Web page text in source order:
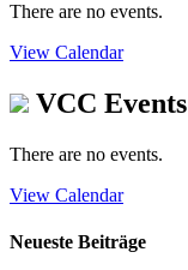
There are no events.
View Calendar
VCC Events
There are no events.
View Calendar
Neueste Beiträge